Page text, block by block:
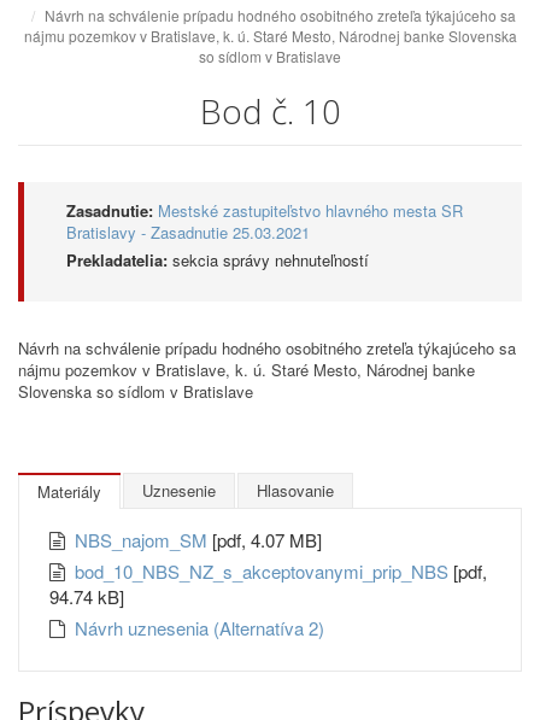
Návrh na schválenie prípadu hodného osobitného zreteľa týkajúceho sa
nájmu pozemkov v Bratislave, k. ú. Staré Mesto, Národnej banke Slovenska
so sídlom v Bratislave
Bod č. 10
Zasadnutie: Mestské zastupiteľstvo hlavného mesta SR
Bratislavy - Zasadnutie 25.03.2021
Prekladatelia: sekcia správy nehnuteľností
Návrh na schválenie prípadu hodného osobitného zreteľa týkajúceho sa
nájmu pozemkov v Bratislave, k. ú. Staré Mesto, Národnej banke
Slovenska so sídlom v Bratislave
Materiály Uznesenie Hlasovanie
NBS_najom_SM [pdf, 4.07 MB]
bod_10_NBS_NZ_s_akceptovanymi_prip_NBS [pdf,
94.74 kB]
Návrh uznesenia (Alternatíva 2)
Príspevky